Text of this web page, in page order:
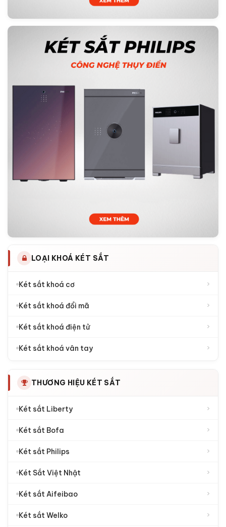
LOẠI KHOÁ KÉT SẮT
Két sắt khoá cơ ›
Két sắt khoá đổi mã ›
Két sắt khoá điện tử ›
Két sắt khoá vân tay ›
THƯƠNG HIỆU KÉT SẮT
Két sắt Liberty ›
Két sắt Bofa ›
Két sắt Philips ›
Két Sắt Việt Nhật ›
Két sắt Aifeibao ›
Két sắt Welko ›